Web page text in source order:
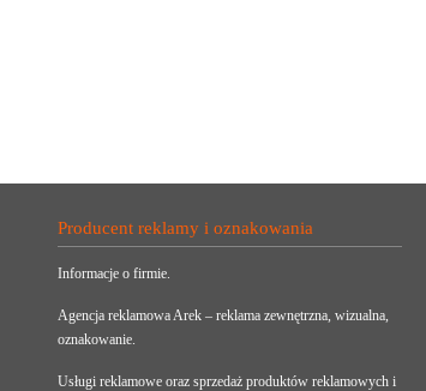
Producent reklamy i oznakowania
Informacje o firmie.
Agencja reklamowa Arek – reklama zewnętrzna, wizualna,
oznakowanie.
Usługi reklamowe oraz sprzedaż produktów reklamowych i